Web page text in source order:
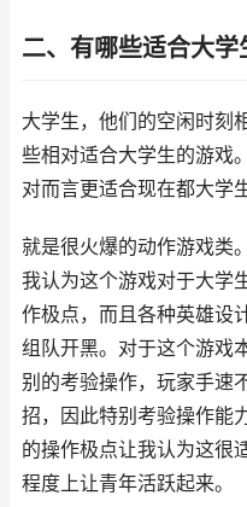
二、有哪些适合大学
大学生，他们的空闲时刻
些相对适合大学生的游戏
对而言更适合现在都大学生
就是很火爆的动作游戏类
我认为这个游戏对于大学
作极点，而且各种英雄设
组队开黑。对于这个游戏
别的考验操作，玩家手速
招，因此特别考验操作能
的操作极点让我认为这很
程度上让青年活跃起来。